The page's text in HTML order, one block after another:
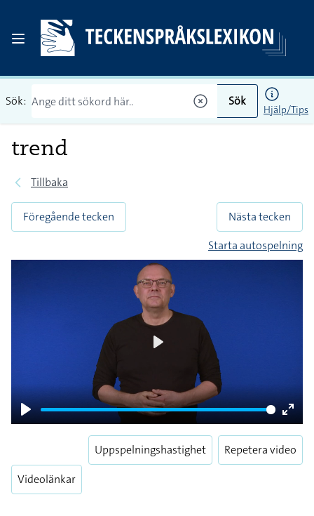
Sök: Sök
Hjälp/Tips
trend
Tillbaka
Föregående tecken
Nästa tecken
Starta autospelning
Play
Enter
Videolänkar
Uppspelningshastighet Repetera video